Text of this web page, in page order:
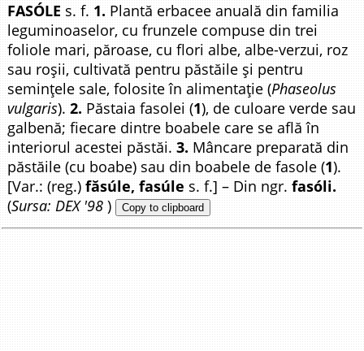
FASÓLE s. f. 1. Plantă erbacee anuală din familia
leguminoaselor, cu frunzele compuse din trei
foliole mari, păroase, cu flori albe, albe-verzui, roz
sau roșii, cultivată pentru păstăile și pentru
semințele sale, folosite în alimentație (Phaseolus
vulgaris).2. Păstaia fasolei (1), de culoare verde sau
galbenă; fiecare dintre boabele care se află în
interiorul acestei păstăi.3. Mâncare preparată din
păstăile (cu boabe) sau din boabele de fasole (1).
[Var.: (reg.)făsúle, fasúle s. f.] – Din ngr.fasóli.
(Sursa: DEX '98 ) Copy to clipboard